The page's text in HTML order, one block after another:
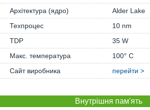
Архітектура (ядро)
Alder Lake
Техпроцес
10 nm
TDP
35 W
Макс. температура
100° C
Сайт виробника
перейти >
Внутрішня пам'ять